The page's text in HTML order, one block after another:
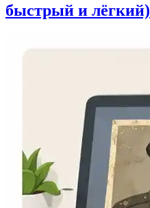
быстрый и лёгкий)